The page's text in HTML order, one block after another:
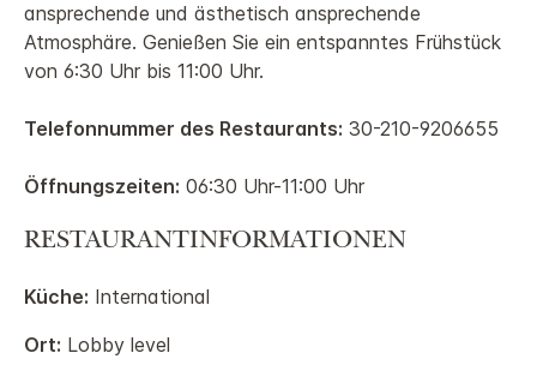
ansprechende und ästhetisch ansprechende
Atmosphäre. Genießen Sie ein entspanntes Frühstück
von 6:30 Uhr bis 11:00 Uhr.
Telefonnummer des Restaurants: 30-210-9206655
Öffnungszeiten: 06:30 Uhr-11:00 Uhr
RESTAURANTINFORMATIONEN
Küche: International
Ort: Lobby level